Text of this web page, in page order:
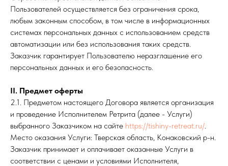
Пользователей осуществляется без ограничения срока,
любым законным способом, в том числе в информационных
системах персональных данных с использованием средств
автоматизации или без использования таких средств.
Заказчик гарантирует Пользователю неразглашение его
персональных данных и его безопасность.
II. Предмет оферты
2.1. Предметом настоящего Договора является организация
и проведение Исполнителем Ретрита (далее - Услуги)
выбранного Заказчиком на сайте https://tishiny-retreat.ru/
Место оказания Услуги: Тверская область, Конаковский р-н.
Заказчик принимает и оплачивает оказанные Услуги в
соответствии с ценами и условиями Исполнителя,